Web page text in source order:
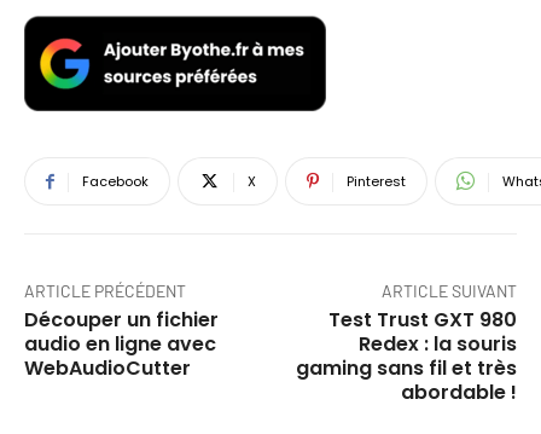
Facebook X Pinterest
ARTICLE PRÉCÉDENT
Découper un fichier
audio en ligne avec
WebAudioCutter
ARTICLE SUIVANT
Test Trust GXT 980
Redex : la souris
gaming sans fil et très
abordable !